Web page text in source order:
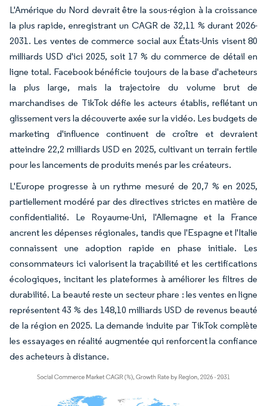
L'Amérique du Nord devrait être la sous-région à la croissance
la plus rapide, enregistrant un CAGR de 32,11 % durant 2026-
2031. Les ventes de commerce social aux États-Unis visent 80
milliards USD d'ici 2025, soit 17 % du commerce de détail en
ligne total. Facebook bénéficie toujours de la base d'acheteurs
la plus large, mais la trajectoire du volume brut de
marchandises de TikTok défie les acteurs établis, reflétant un
glissement vers la découverte axée sur la vidéo. Les budgets de
marketing d'influence continuent de croître et devraient
atteindre 22,2 milliards USD en 2025, cultivant un terrain fertile
pour les lancements de produits menés par les créateurs.
L'Europe progresse à un rythme mesuré de 20,7 % en 2025,
partiellement modéré par des directives strictes en matière de
confidentialité. Le Royaume-Uni, l'Allemagne et la France
ancrent les dépenses régionales, tandis que l'Espagne et l'Italie
connaissent une adoption rapide en phase initiale. Les
consommateurs ici valorisent la traçabilité et les certifications
écologiques, incitant les plateformes à améliorer les filtres de
durabilité. La beauté reste un secteur phare : les ventes en ligne
représentent 43 % des 148,10 milliards USD de revenus beauté
de la région en 2025. La demande induite par TikTok complète
les essayages en réalité augmentée qui renforcent la confiance
des acheteurs à distance.